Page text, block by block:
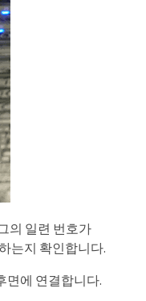
의 일련 번호가
는지 확인합니다.
면에 연결합니다.